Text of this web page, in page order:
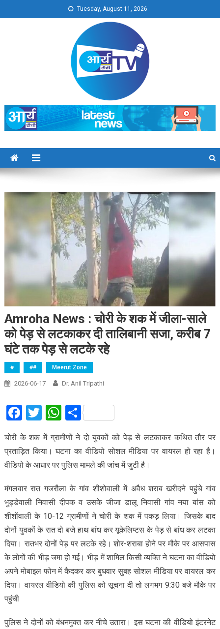
to
Tuesday, August 11, 2026
Arya TV
Amroha News : चोरी के शक में जीला-साले
को पेड़ से लटकाकर दी तालिबानी सजा, करीब 7
घंटे तक पेड़ से लटके रहे
# ## Meerut Zone
2026-06-17 Dr. Anil Tripathi
Facebook
Twitter
WhatsApp
Share
चोरी के शक में ग्रामीणों ने दो युवकों को पेड़ से लटकाकर कथित तौर पर
प्रताड़ित किया। घटना का वीडियो सोशल मीडिया पर वायरल हो रहा है।
वीडियो के आधार पर पुलिस मामले की जांच में जुटी है।
मंगलवार रात गजरौला के गांव शीशोवाली में अवैध शराब खरीदने पहुंचे गांव
भुड्डेवाली निवासी दीपक व उसके जीजा डालू निवासी गांव नया बांस को
शीशोंवाली के 10-12 ग्रामीणों ने चोरी के शक में पकड़ लिया। जिसके बाद
दोनों युवकों के रात दो बजे हाथ बांध कर यूकेलिप्टस के पेड़ से बांध कर लटका
दिया। रातभर दोनों पेड़ पर लटके रहे। शोर-शराबा होने पर मौके पर आसपास
के लोगों की भीड़ जमा हो गई। भीड़ में शामिल किसी व्यक्ति ने घटना का वीडियो
अपने मोबाइल फोन में कैदकर कर बुधवार सुबह सोशल मीडिया पर वायरल कर
दिया। वायरल वीडियो की पुलिस को सूचना दी तो लगभग 9:30 बजे मौके पर
पहुंची
पुलिस ने दोनों को बंधनमुक्त कर नीचे उतारा। इस घटना की वीडियो इंटरनेट